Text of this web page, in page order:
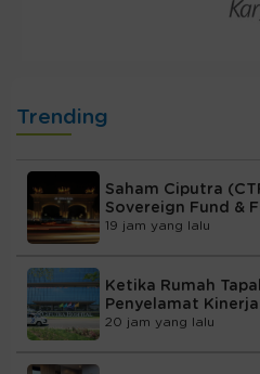
Trending
Saham Ciputra
Sovereign Fund &
19 jam yang lalu
Ketika Rumah
Penyelamat Kinerja
20 jam yang lalu